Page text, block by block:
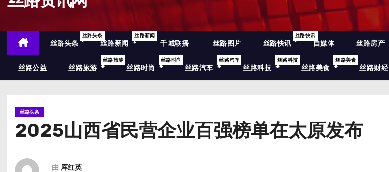
丝路头条
丝路头条
丝路新闻
丝路新闻
千城联播 丝路图片 丝路快讯
丝路快讯
自媒体 丝路房产
丝路公益 丝路旅游
丝路旅游
丝路时尚
丝路时尚
丝路汽车
丝路汽车
丝路科技
丝路科技
丝路美食
丝路美食
丝路财经
丝路头条
2025山西省民营企业百强榜单在太原发布
由 厍红英